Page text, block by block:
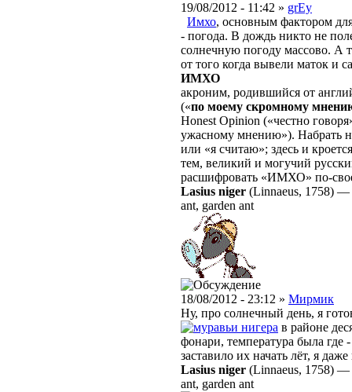
19/08/2012 - 11:42 » grEy
Имхо, основным фактором
- погода. В дождь никто не
солнечную погоду массово. А
от того когда вывели маток и
ИМХО
акроним, родившийся от
(«по моему скромному
Honest Opinion («честно
ужасному мнению»). Набрать
или «я считаю»; здесь и
тем, великий и могучий
расшифровать «ИМХО» по-
Lasius niger (Linnaeus, 1758) —
ant, garden ant
18/08/2012 - 23:12 » Мирмик
Ну, про солнечный день, я
нигера в районе
фонари, температура была где
заставило их начать лёт, я
Lasius niger (Linnaeus, 1758) —
ant, garden ant